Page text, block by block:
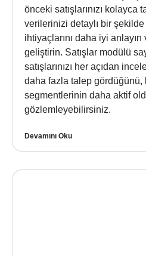
önceki satışlarınızı kolayca
verilerinizi detaylı bir
ihtiyaçlarını daha iyi
geliştirin. Satışlar modülü
satışlarınızı her açıdan
daha fazla talep gördüğünü,
segmentlerinin daha aktif
gözlemleyebilirsiniz.
Devamını Oku